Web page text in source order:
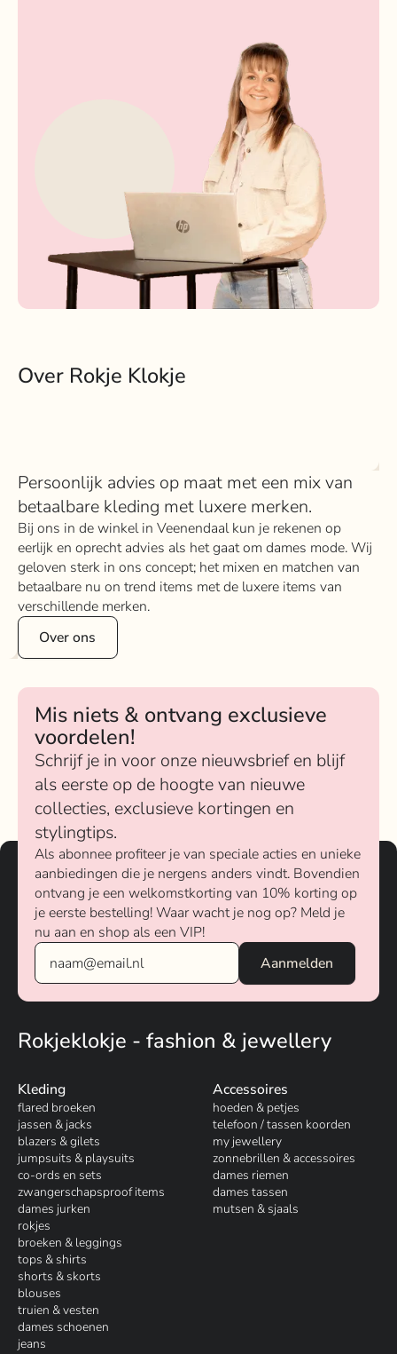
Over Rokje Klokje
Persoonlijk advies op maat met een mix van
betaalbare kleding met luxere merken.
Bij ons in de winkel in Veenendaal kun je rekenen op
eerlijk en oprecht advies als het gaat om dames mode. Wij
geloven sterk in ons concept; het mixen en matchen van
betaalbare nu on trend items met de luxere items van
verschillende merken.
Over ons
Mis niets & ontvang exclusieve
voordelen!
Schrijf je in voor onze nieuwsbrief en blijf
als eerste op de hoogte van nieuwe
collecties, exclusieve kortingen en
stylingtips.
Als abonnee profiteer je van speciale acties en unieke
aanbiedingen die je nergens anders vindt. Bovendien
ontvang je een welkomstkorting van 10% korting op
je eerste bestelling! Waar wacht je nog op? Meld je
nu aan en shop als een VIP!
Rokjeklokje - fashion & jewellery
Kleding
flared broeken
jassen & jacks
blazers & gilets
jumpsuits & playsuits
co-ords en sets
zwangerschapsproof items
dames jurken
rokjes
broeken & leggings
tops & shirts
shorts & skorts
blouses
truien & vesten
dames schoenen
jeans
Accessoires
hoeden & petjes
telefoon / tassen koorden
my jewellery
zonnebrillen & accessoires
dames riemen
dames tassen
mutsen & sjaals